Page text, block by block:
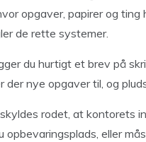
opgaver, papirer og
de rette systemer.
du hurtigt et brev på
der nye opgaver til, og
rodet, at kontorets
opbevaringsplads, eller